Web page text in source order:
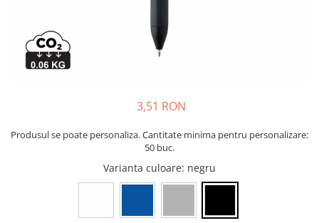
Etichetare si ambalare
Arhivare si depozitare
Pixuri metalice
Seturi de scris Premium
3,51 RON
Produsul se poate personaliza. Cantitate minima pentru personalizare:
50 buc.
Varianta culoare: negru